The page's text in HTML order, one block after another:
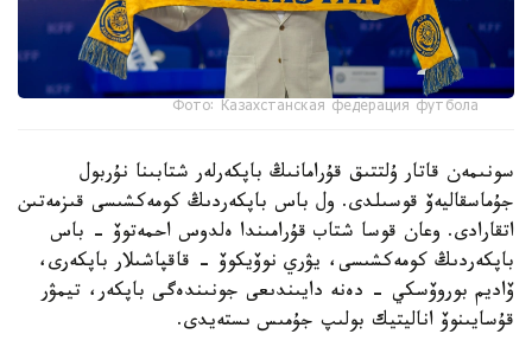
Фото: Казахстанская федерация футбола
سونىمەن قاتار ۇلتتىق قۇرامانىڭ باپكەرلەر شتابىنا نۇربول
جۇماسقاليەۆ قوسىلدى. ول باس باپكەردىڭ كومەكشىسى قىزمەتىن
اتقارادى. وعان قوسا شتاب قۇرامىندا ەلدوس احمەتوۆ - باس
باپكەردىڭ كومەكشىسى، يۋري نوۆيكوۆ - قاقپاشىلار باپكەرى،
ۆاديم بوروۆسكي - دەنە دايىندىعى جونىندەگى باپكەر، تيمۋر
قۇسايىنوۆ اناليتيك بولىپ جۇمىس ىستەيدى.